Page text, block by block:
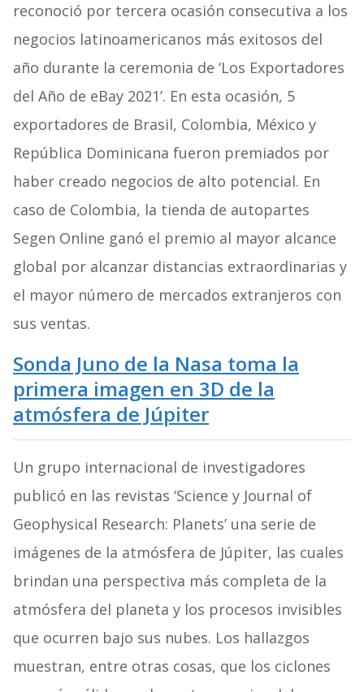
reconoció por tercera ocasión consecutiva a los
negocios latinoamericanos más exitosos del
año durante la ceremonia de ‘Los Exportadores
del Año de eBay 2021’. En esta ocasión, 5
exportadores de Brasil, Colombia, México y
República Dominicana fueron premiados por
haber creado negocios de alto potencial. En
caso de Colombia, la tienda de autopartes
Segen Online ganó el premio al mayor alcance
global por alcanzar distancias extraordinarias y
el mayor número de mercados extranjeros con
sus ventas.
Sonda Juno de la Nasa toma la
primera imagen en 3D de la
atmósfera de Júpiter
Un grupo internacional de investigadores
publicó en las revistas ‘Science y Journal of
Geophysical Research: Planets’ una serie de
imágenes de la atmósfera de Júpiter, las cuales
brindan una perspectiva más completa de la
atmósfera del planeta y los procesos invisibles
que ocurren bajo sus nubes. Los hallazgos
muestran, entre otras cosas, que los ciclones